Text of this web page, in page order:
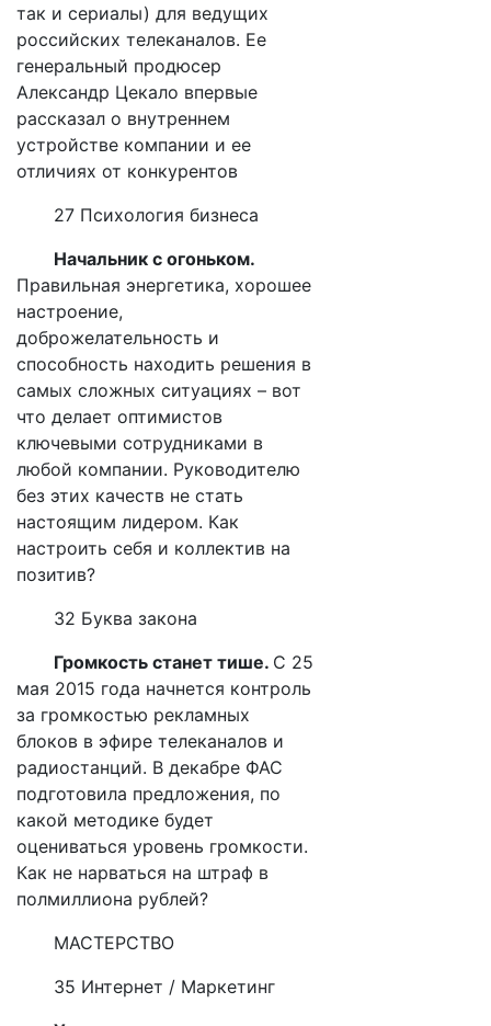
так и сериалы) для ведущих
российских телеканалов. Ее
генеральный продюсер
Александр Цекало впервые
рассказал о внутреннем
устройстве компании и ее
отличиях от конкурентов
27 Психология бизнеса
Начальник с огоньком.
Правильная энергетика, хорошее
настроение,
доброжелательность и
способность находить решения в
самых сложных ситуациях – вот
что делает оптимистов
ключевыми сотрудниками в
любой компании. Руководителю
без этих качеств не стать
настоящим лидером. Как
настроить себя и коллектив на
позитив?
32 Буква закона
Громкость станет тише. С 25
мая 2015 года начнется контроль
за громкостью рекламных
блоков в эфире телеканалов и
радиостанций. В декабре ФАС
подготовила предложения, по
какой методике будет
оцениваться уровень громкости.
Как не нарваться на штраф в
полмиллиона рублей?
МАСТЕРСТВО
35 Интернет / Маркетинг